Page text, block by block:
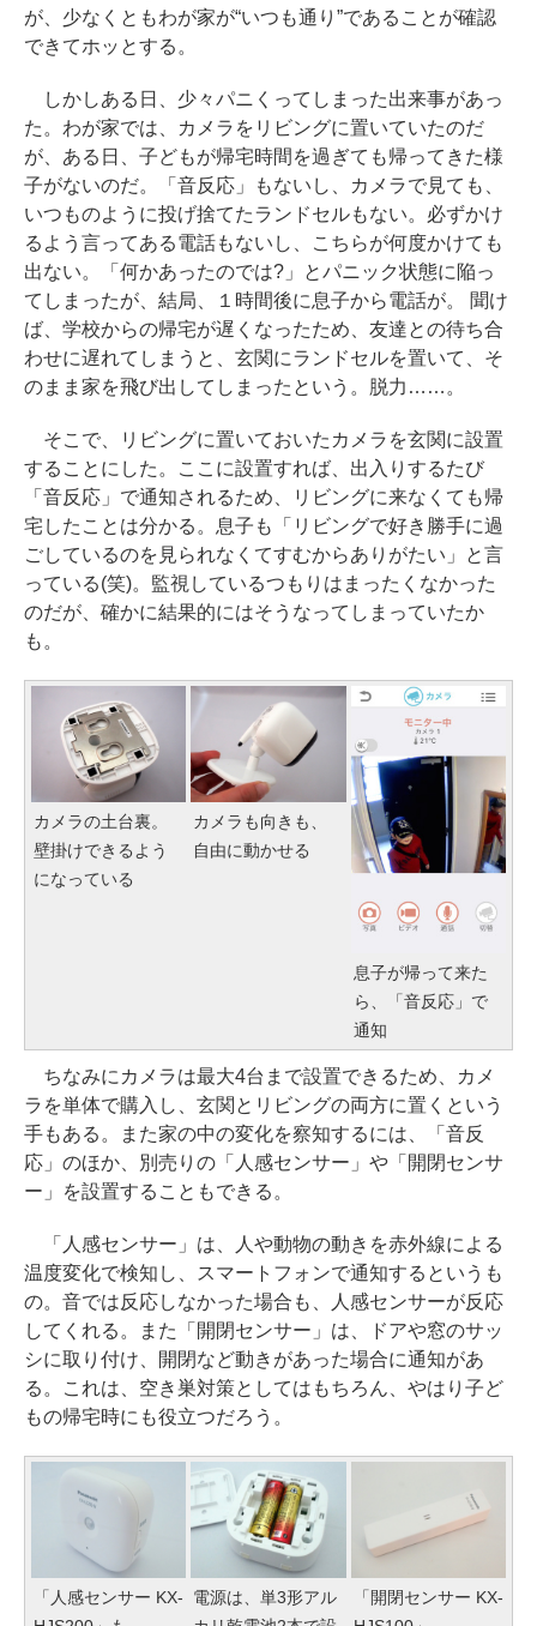
が、少なくともわが家が“いつも通り”であることが確認
できてホッとする。
しかしある日、少々パニくってしまった出来事があっ
た。わが家では、カメラをリビングに置いていたのだ
が、ある日、子どもが帰宅時間を過ぎても帰ってきた様
子がないのだ。「音反応」もないし、カメラで見ても、
いつものように投げ捨てたランドセルもない。必ずかけ
るよう言ってある電話もないし、こちらが何度かけても
出ない。「何かあったのでは?」とパニック状態に陥っ
てしまったが、結局、１時間後に息子から電話が。 聞け
ば、学校からの帰宅が遅くなったため、友達との待ち合
わせに遅れてしまうと、玄関にランドセルを置いて、そ
のまま家を飛び出してしまったという。脱力……。
そこで、リビングに置いておいたカメラを玄関に設置
することにした。ここに設置すれば、出入りするたび
「音反応」で通知されるため、リビングに来なくても帰
宅したことは分かる。息子も「リビングで好き勝手に過
ごしているのを見られなくてすむからありがたい」と言
っている(笑)。監視しているつもりはまったくなかった
のだが、確かに結果的にはそうなってしまっていたか
も。
カメラの土台裏。
壁掛けできるよう
になっている
カメラも向きも、
自由に動かせる
息子が帰って来た
ら、「音反応」で
通知
ちなみにカメラは最大4台まで設置できるため、カメ
ラを単体で購入し、玄関とリビングの両方に置くという
手もある。また家の中の変化を察知するには、「音反
応」のほか、別売りの「人感センサー」や「開閉センサ
ー」を設置することもできる。
「人感センサー」は、人や動物の動きを赤外線による
温度変化で検知し、スマートフォンで通知するというも
の。音では反応しなかった場合も、人感センサーが反応
してくれる。また「開閉センサー」は、ドアや窓のサッ
シに取り付け、開閉など動きがあった場合に通知があ
る。これは、空き巣対策としてはもちろん、やはり子ど
もの帰宅時にも役立つだろう。
「人感センサー KX-
電源は、単3形アル
「開閉センサー KX-